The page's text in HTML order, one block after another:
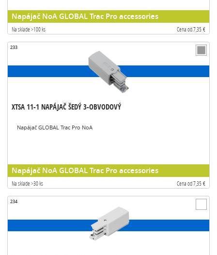
Napájač NoA GLOBAL Trac Pro accessories
Na sklade >100 ks Cena od 7,35 €
233
XTSA 11-1 NAPÁJAČ ŠEDÝ 3-OBVODOVÝ
Napájač GLOBAL Trac Pro NoA
Napájač NoA GLOBAL Trac Pro accessories
Na sklade >30 ks Cena od 7,35 €
234